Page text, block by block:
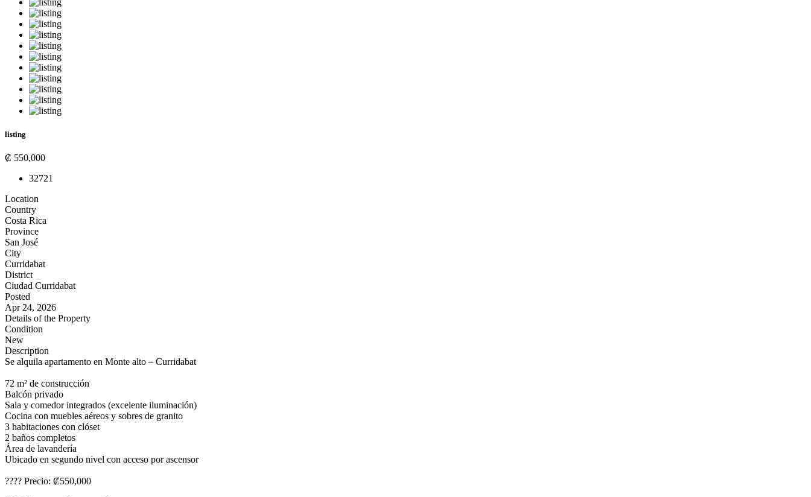
listing
₡ 550,000
32721
Location
Country
Costa Rica
Province
San José
City
Curridabat
District
Ciudad Curridabat
Posted
Apr 24, 2026
Details of the Property
Condition
New
Description
Se alquila apartamento en Monte alto – Curridabat
72 m² de construcción
Balcón privado
Sala y comedor integrados (excelente iluminación)
Cocina con muebles aéreos y sobres de granito
3 habitaciones con clóset
2 baños completos
Área de lavandería
Ubicado en segundo nivel con acceso por ascensor
???? Precio: ₡550,000